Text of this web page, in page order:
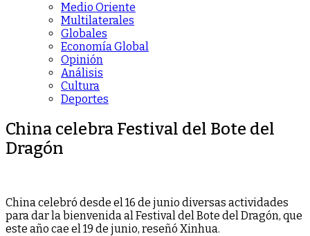
Medio Oriente
Multilaterales
Globales
Economía Global
Opinión
Análisis
Cultura
Deportes
China celebra Festival del Bote del
Dragón
China celebró desde el 16 de junio diversas actividades
para dar la bienvenida al Festival del Bote del Dragón, que
este año cae el 19 de junio, reseñó Xinhua.